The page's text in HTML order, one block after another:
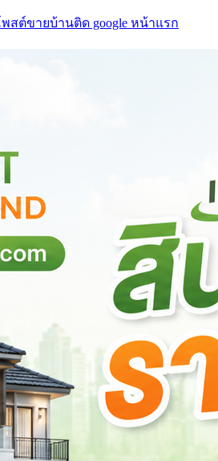
สต์ขายบ้านติด google หน้าแรก